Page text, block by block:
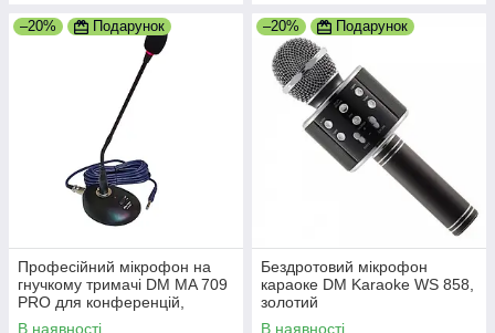
–20% Подарунок
Професійний мікрофон на
гнучкому тримачі DM MA 709
PRO для конференцій,
вбудований вимикач, чорний
В наявності
–20% Подарунок
Бездротовий мікрофон
караоке DM Karaoke WS 858,
золотий
В наявності